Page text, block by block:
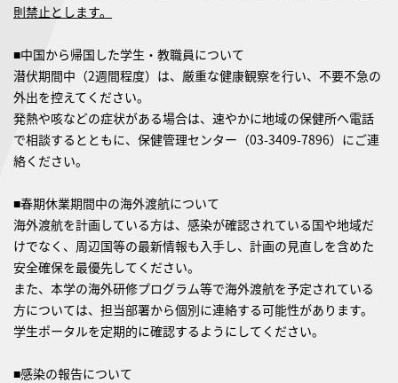
則禁止とします。
■中国から帰国した学生・教職員について
潜伏期間中（2週間程度）は、厳重な健康観察を行い、不要不急の
外出を控えてください。
発熱や咳などの症状がある場合は、速やかに地域の保健所へ電話
で相談するとともに、保健管理センター（03-3409-7896）にご連
絡ください。
■春期休業期間中の海外渡航について
海外渡航を計画している方は、感染が確認されている国や地域だ
けでなく、周辺国等の最新情報も入手し、計画の見直しを含めた
安全確保を最優先してください。
また、本学の海外研修プログラム等で海外渡航を予定されている
方については、担当部署から個別に連絡する可能性があります。
学生ポータルを定期的に確認するようにしてください。
■感染の報告について